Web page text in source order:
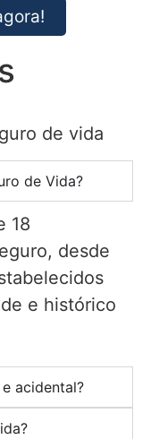
de vida
de Vida?
18
desde
e histórico
acidental?